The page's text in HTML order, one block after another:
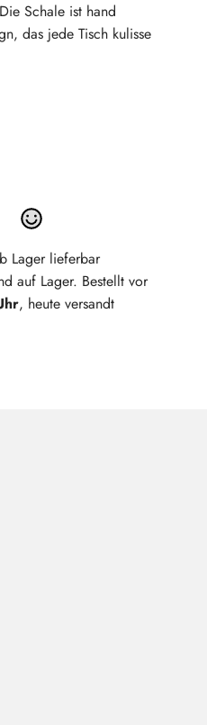
Die Schale ist hand
das jede Tisch kulisse
Lager lieferbar
auf Lager. Bestellt vor
, heute versandt